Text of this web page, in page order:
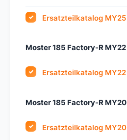
Ersatzteilkatalog MY25
Moster 185 Factory-R MY22
Ersatzteilkatalog MY22
Moster 185 Factory-R MY20
Ersatzteilkatalog MY20